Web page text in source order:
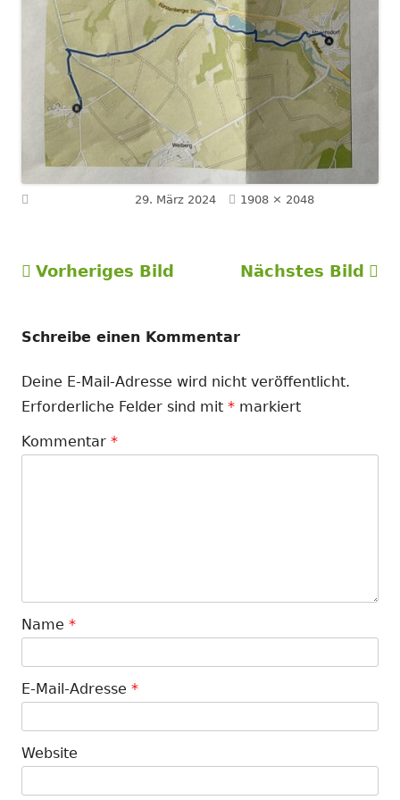
29. März 2024 Volle
1908 × 2048
Vorheriges Bild Nächstes Bild
Schreibe einen Kommentar
Deine E-Mail-Adresse wird nicht veröffentlicht.
Erforderliche Felder sind mit * markiert
Kommentar *
Name *
E-Mail-Adresse *
Website